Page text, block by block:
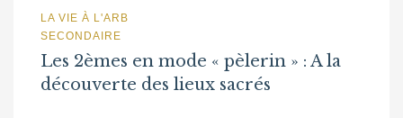
LA VIE À L'ARB
SECONDAIRE
Les 2èmes en mode « pèlerin » : A la
découverte des lieux sacrés